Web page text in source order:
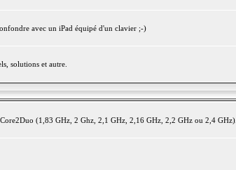
avec un iPad équipé d'un clavier ;-)
solutions et autre.
(1,83 GHz, 2 Ghz, 2,1 GHz, 2,16 GHz, 2,2 GHz ou 2,4 GHz).